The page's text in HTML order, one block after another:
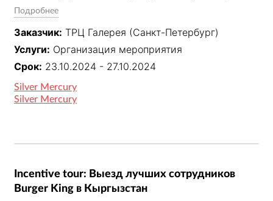
классами, интерактивными зонами и
розыгрышами. Специальными гостями фестиваля
стали Виктория Салават и группа NEMIGA. Проект
объединил бренды, экспертов и посетителей и
укрепил позиционирование «Галереи» как
модного центра Петербурга. Кейс победил в двух
номинациях Silver Mercury и одной номинации
Подробнее
Заказчик: ТРЦ Галерея (Санкт-Петербург)
Услуги: Организация мероприятия
Срок: 23.10.2024 - 27.10.2024
Silver Mercury
Silver Mercury
Inсentive tour: Выезд лучших сотрудников
Burger King в Кыргызстан